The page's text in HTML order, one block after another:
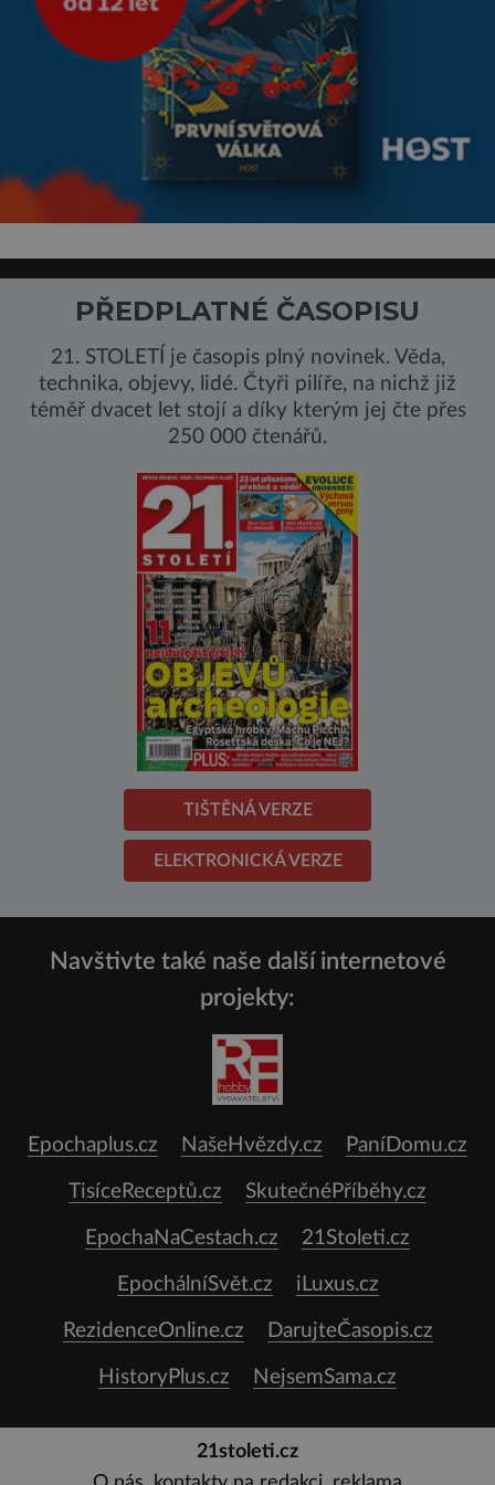
PŘEDPLATNÉ ČASOPISU
21. STOLETÍ je časopis plný novinek. Věda,
technika, objevy, lidé. Čtyři pilíře, na nichž již
téměř dvacet let stojí a díky kterým jej čte přes
250 000 čtenářů.
TIŠTĚNÁ VERZE
ELEKTRONICKÁ VERZE
Navštivte také naše další internetové
projekty:
Epochaplus.cz NašeHvězdy.cz PaníDomu.cz
TisíceReceptů.cz SkutečnéPříběhy.cz
EpochaNaCestach.cz 21Stoleti.cz
EpochálníSvět.cz iLuxus.cz
RezidenceOnline.cz DarujteČasopis.cz
HistoryPlus.cz NejsemSama.cz
21stoleti.cz